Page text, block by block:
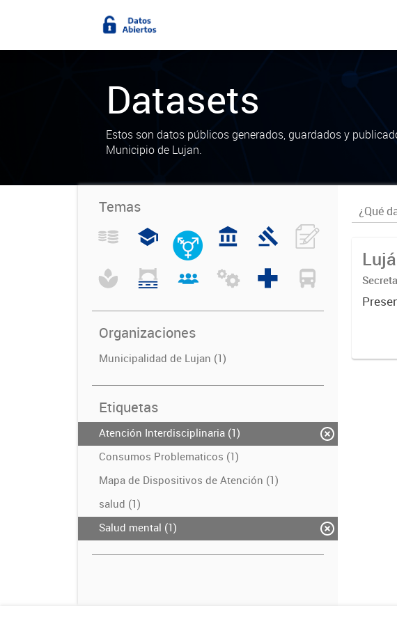
Datasets
Estos son datos públicos generados, guardados y
Municipio de Lujan.
Temas
Organizaciones
Municipalidad de Lujan (1)
Etiquetas
Atención Interdisciplinaria (1)
Consumos Problematicos (1)
Mapa de Dispositivos de Atención (1)
salud (1)
Salud mental (1)